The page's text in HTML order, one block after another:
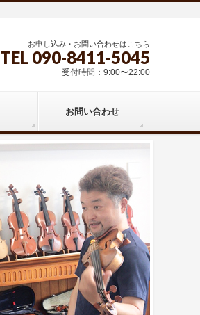
お申し込み・お問い合わせはこちら
TEL 090-8411-5045
受付時間：9:00〜22:00
お問い合わせ